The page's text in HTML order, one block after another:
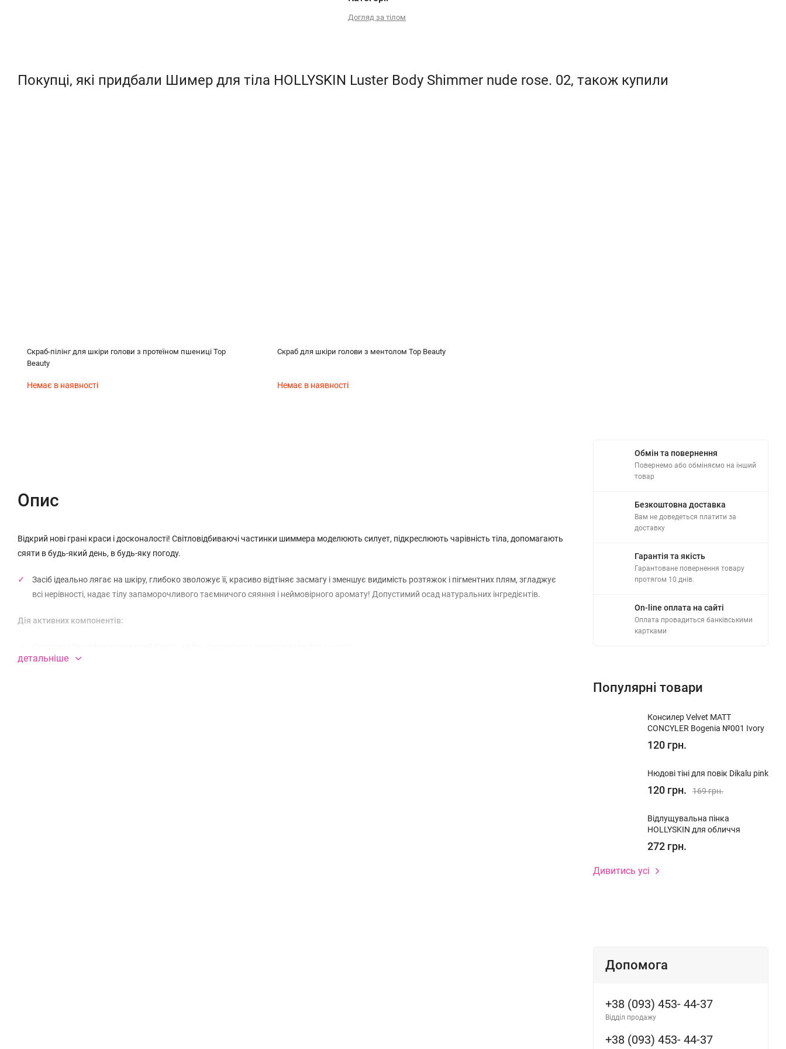
Догляд за тілом
Покупці, які придбали Шимер для тіла HOLLYSKIN Luster Body Shimmer nude rose. 02, також купили
Скраб-пілінг для шкіри голови з протеїном пшениці Top
Beauty
Немає в наявності
Скраб для шкіри голови з ментолом Top Beauty
Немає в наявності
Опис
Відкрий нові грані краси і досконалості! Світловідбиваючі частинки шиммера моделюють силует, підкреслюють чарівність тіла, допомагають
сяяти в будь-який день, в будь-яку погоду.
Засіб ідеально лягає на шкіру, глибоко зволожує її, красиво відтіняє засмагу і зменшує видимість розтяжок і пігментних плям, згладжує
всі нерівності, надає тілу запаморочливого таємничого сяяння і неймовірного аромату! Допустимий осад натуральних інгредієнтів.
Дія активних компонентів:
детальніше
Обмін та повернення
Повернемо або обміняємо на інший
товар
Безкоштовна доставка
Вам не доведеться платити за
доставку
Гарантія та якість
Гарантоване повернення товару
протягом 10 днів.
On-line оплата на сайті
Оплата провадиться банківськими
картками
Популярні товари
Консилер Velvet MATT
CONCYLER Bogenia №001 Ivory
120 грн.
Нюдові тіні для повік Dikalu pink
120 грн. 169 грн.
Відлущувальна пінка
HOLLYSKIN для обличчя
272 грн.
Дивитись усі
Допомога
+38 (093) 453- 44-37
Відділ продажу
+38 (093) 453- 44-37